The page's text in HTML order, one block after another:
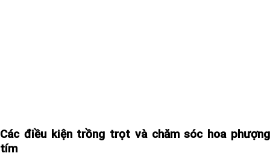
Các điều kiện trồng trọt và chăm sóc hoa phượng
tím